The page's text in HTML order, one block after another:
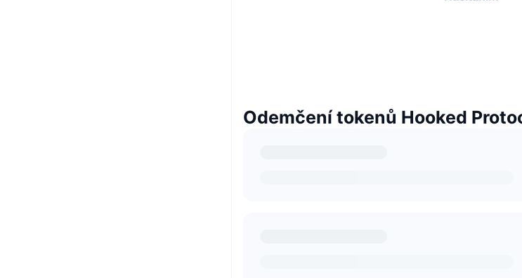
Odemčení tokenů Hooked